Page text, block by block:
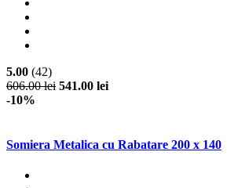
5.00 (42)
606.00 lei 541.00 lei
-10%
Somiera Metalica cu Rabatare 200 x 140